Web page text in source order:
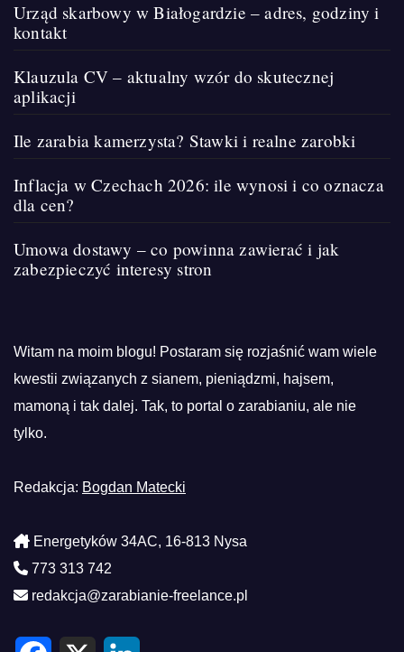
Urząd skarbowy w Białogardzie – adres, godziny i
kontakt
Klauzula CV – aktualny wzór do skutecznej
aplikacji
Ile zarabia kamerzysta? Stawki i realne zarobki
Inflacja w Czechach 2026: ile wynosi i co oznacza
dla cen?
Umowa dostawy – co powinna zawierać i jak
zabezpieczyć interesy stron
Witam na moim blogu! Postaram się rozjaśnić wam wiele
kwestii związanych z sianem, pieniądzmi, hajsem,
mamoną i tak dalej. Tak, to portal o zarabianiu, ale nie
tylko.
Redakcja: Bogdan Matecki
Energetyków 34AC, 16-813 Nysa
773 313 742
redakcja@zarabianie-freelance.pl
F
X